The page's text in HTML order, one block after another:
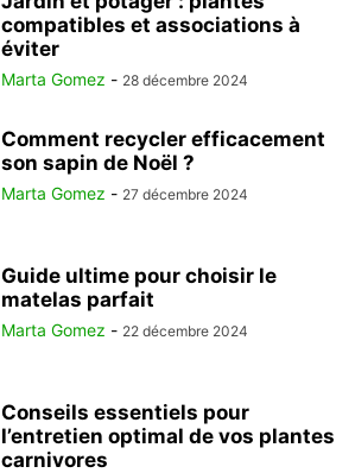
compatibles et associations à
éviter
Marta Gomez - 28 décembre 2024
Comment recycler efficacement
son sapin de Noël ?
Marta Gomez - 27 décembre 2024
Guide ultime pour choisir le
matelas parfait
Marta Gomez - 22 décembre 2024
Conseils essentiels pour
l’entretien optimal de vos plantes
carnivores